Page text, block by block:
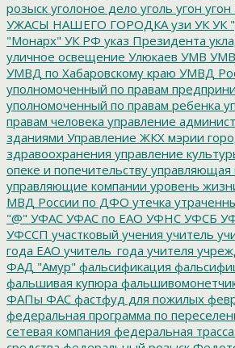
розыск уголоное дело уголь угон
УЖАСЫ НАШЕГО ГОРОДКА узи УК УК
"Монарх" УК РФ указ Президента
уличное освещение Улюкаев УМВ
УМВД по Хабаровскому краю УМВД
уполномоченный по правам
уполномоченный по правам ребенка
правам человека управление
зданиями Управление ЖКХ мэрии
здравоохранения управление
опеке и попечительству управляющая
управляющие компании уровень
МВД России по ДФО утечка
"@" УФАС УФАС по ЕАО УФНС УФСБ
УФССП участковый учения учитель
года ЕАО учитель_года учителя
ФАД "Амур" фальсификация
фальшивая купюра
ФАПы ФАС фастфуд для пожилых
федеральная программа по
сетевая компания федеральная